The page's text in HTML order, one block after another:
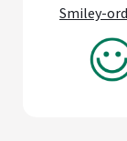
Smiley-